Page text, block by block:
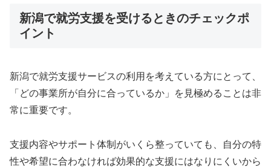
新潟で就労支援を受けるときのチェックポ
イント
新潟で就労支援サービスの利用を考えている方にとって、
「どの事業所が自分に合っているか」を見極めることは非
常に重要です。
支援内容やサポート体制がいくら整っていても、自分の特
性や希望に合わなければ効果的な支援にはなりにくいから